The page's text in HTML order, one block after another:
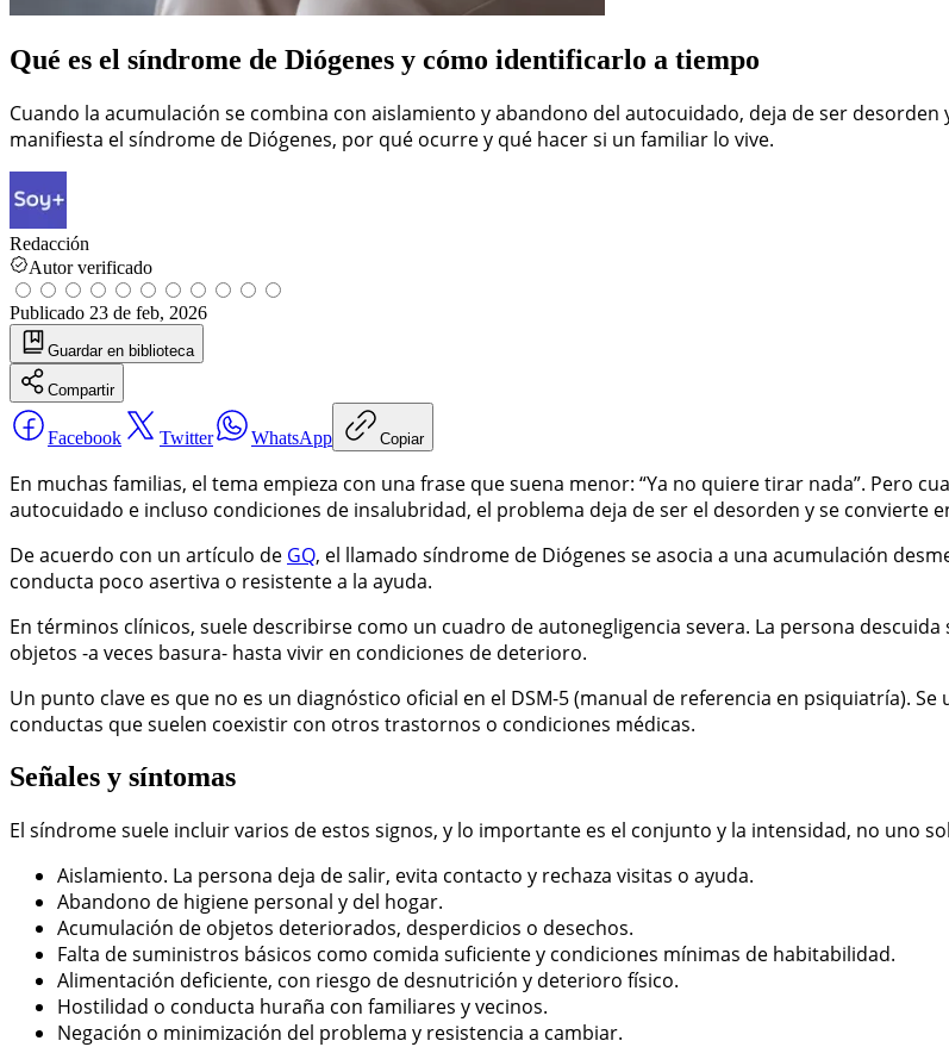
Qué es el síndrome de Diógenes y cómo identificarlo a tiempo
Cuando la acumulación se combina con aislamiento y abandono del autocuidado, deja de ser
manifiesta el síndrome de Diógenes, por qué ocurre y qué hacer si un familiar lo vive.
Redacción
Autor verificado
Publicado 23 de feb, 2026
Guardar en biblioteca
Compartir
Facebook Twitter WhatsApp Copiar
En muchas familias, el tema empieza con una frase que suena menor: “Ya no quiere tirar nada”. Pero
autocuidado e incluso condiciones de insalubridad, el problema deja de ser el desorden y se convierte
De acuerdo con un artículo de GQ, el llamado síndrome de Diógenes se asocia a una acumulación
conducta poco asertiva o resistente a la ayuda.
En términos clínicos, suele describirse como un cuadro de autonegligencia severa. La persona
objetos -a veces basura- hasta vivir en condiciones de deterioro.
Un punto clave es que no es un diagnóstico oficial en el DSM-5 (manual de referencia en psiquiatría).
conductas que suelen coexistir con otros trastornos o condiciones médicas.
Señales y síntomas
El síndrome suele incluir varios de estos signos, y lo importante es el conjunto y la intensidad, no uno
Aislamiento. La persona deja de salir, evita contacto y rechaza visitas o ayuda.
Abandono de higiene personal y del hogar.
Acumulación de objetos deteriorados, desperdicios o desechos.
Falta de suministros básicos como comida suficiente y condiciones mínimas de habitabilidad.
Alimentación deficiente, con riesgo de desnutrición y deterioro físico.
Hostilidad o conducta huraña con familiares y vecinos.
Negación o minimización del problema y resistencia a cambiar.